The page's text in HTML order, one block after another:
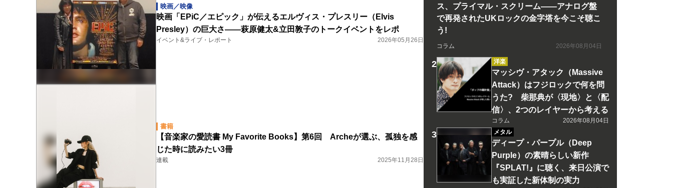
映画／映像
映画「EPiC／エピック」が伝えるエルヴィス・プレスリー（Elvis
Presley）の巨大さ――萩原健太&立田敦子のトークイベントをレポ
イベント&ライブ・レポート 2026年05月26日
書籍
【音楽家の愛読書 My Favorite Books】第6回 Archeが選ぶ、孤独を感
じた時に読みたい3冊
連載 2025年11月28日
ス、プライマル・スクリーム――アナログ盤
で再発されたUKロックの金字塔を今こそ聴こ
う!
コラム 2026年08月04日
洋楽
マッシヴ・アタック（Massive
Attack）はフジロックで何を問
うた? 柴那典が〈現地〉と〈配
信〉、2つのレイヤーから考える
コラム
2026年08月04日
メタル
ディープ・パープル（Deep
Purple）の素晴らしい新作
『SPLAT!』に聴く、来日公演で
も実証した新体制の実力